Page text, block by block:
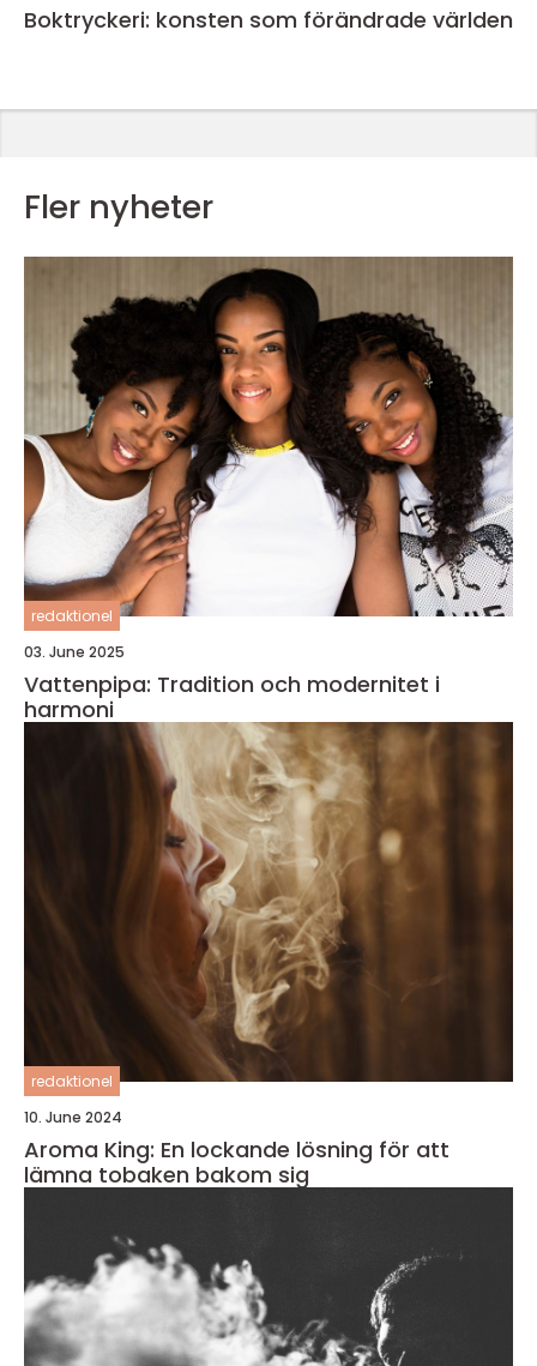
Boktryckeri: konsten som förändrade världen
Fler nyheter
redaktionel
03. June 2025
Vattenpipa: Tradition och modernitet i
harmoni
redaktionel
10. June 2024
Aroma King: En lockande lösning för att
lämna tobaken bakom sig